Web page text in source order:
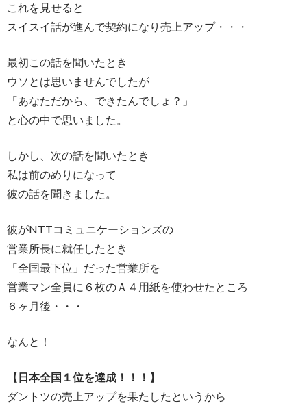
これを見せると
スイスイ話が進んで契約になり売上アップ・・・
最初この話を聞いたとき
ウソとは思いませんでしたが
「あなただから、できたんでしょ？」
と心の中で思いました。
しかし、次の話を聞いたとき
私は前のめりになって
彼の話を聞きました。
彼がNTTコミュニケーションズの
営業所長に就任したとき
「全国最下位」だった営業所を
営業マン全員に６枚のＡ４用紙を使わせたところ
６ヶ月後・・・
なんと！
【日本全国１位を達成！！！】
ダントツの売上アップを果たしたというから